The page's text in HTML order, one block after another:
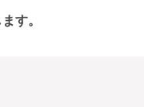
す。